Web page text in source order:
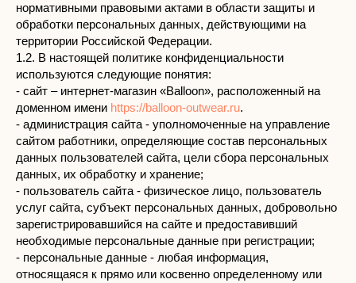
нормативными правовыми актами в области защиты и
обработки персональных данных, действующими на
территории Российской Федерации.
1.2. В настоящей политике конфиденциальности
используются следующие понятия:
- сайт – интернет-магазин «Balloon», расположенный на
доменном имени https://balloon-outwear.ru.
- администрация сайта - уполномоченные на управление
сайтом работники, определяющие состав персональных
данных пользователей сайта, цели сбора персональных
данных, их обработку и хранение;
- пользователь сайта - физическое лицо, пользователь
услуг сайта, субъект персональных данных, добровольно
зарегистрировавшийся на сайте и предоставивший
необходимые персональные данные при регистрации;
- персональные данные - любая информация,
относящаяся к прямо или косвенно определенному или